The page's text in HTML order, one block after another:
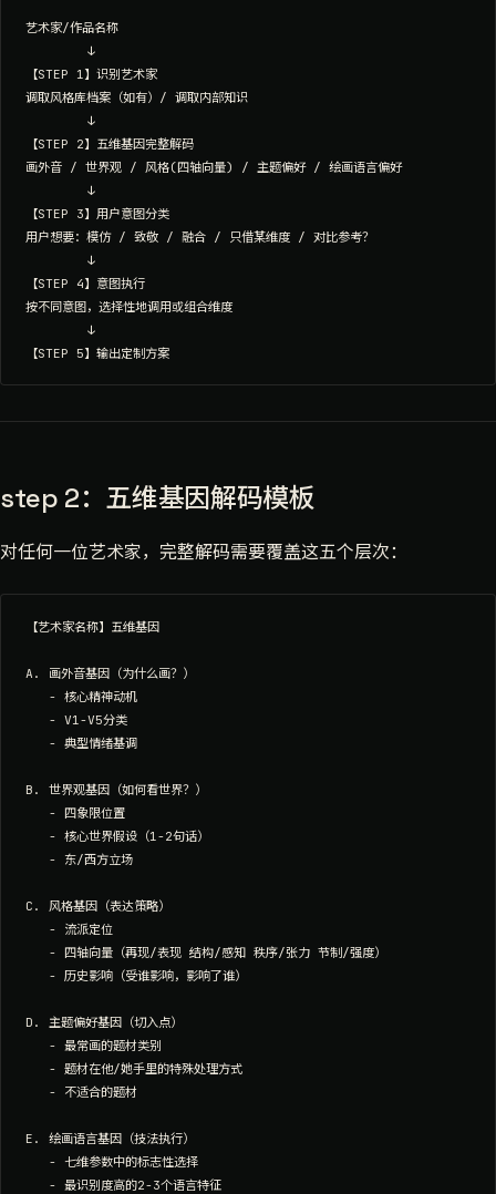
艺术家/作品名称
        ↓
【STEP 1】识别艺术家
调取风格库档案（如有）/ 调取内部知识
        ↓
【STEP 2】五维基因完整解码
画外音 / 世界观 / 风格(四轴向量) / 主题偏好 / 绘画语言偏好
        ↓
【STEP 3】用户意图分类
用户想要：模仿 / 致敬 / 融合 / 只借某维度 / 对比参考？
        ↓
【STEP 4】意图执行
按不同意图，选择性地调用或组合维度
        ↓
step 2：五维基因解码模板
对任何一位艺术家，完整解码需要覆盖这五个层次：
【艺术家名称】五维基因
A. 画外音基因（为什么画？）
   - 核心精神动机
   - V1-V5分类
   - 典型情绪基调
B. 世界观基因（如何看世界？）
   - 四象限位置
   - 核心世界假设（1-2句话）
   - 东/西方立场
C. 风格基因（表达策略）
   - 流派定位
   - 四轴向量（再现/表现 结构/感知 秩序/张力 节制/强度）
   - 历史影响（受谁影响，影响了谁）
D. 主题偏好基因（切入点）
   - 最常画的题材类别
   - 题材在他/她手里的特殊处理方式
   - 不适合的题材
E. 绘画语言基因（技法执行）
   - 七维参数中的标志性选择
   - 最识别度高的2-3个语言特征